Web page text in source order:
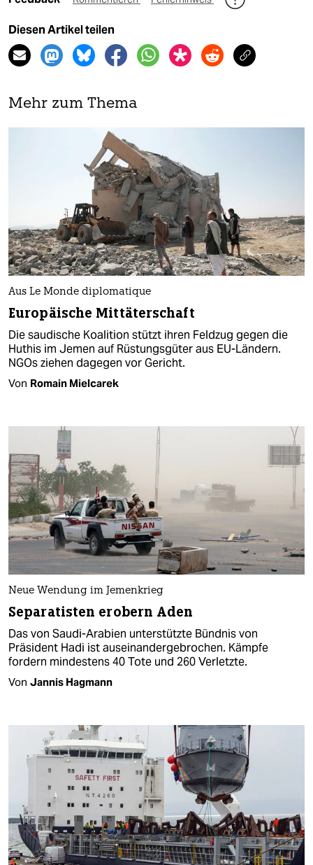
Diesen Artikel teilen
Mehr zum Thema
Aus Le Monde diplomatique
Europäische Mittäterschaft
Die saudische Koalition stützt ihren Feldzug gegen die
Huthis im Jemen auf Rüstungsgüter aus EU-Ländern.
NGOs ziehen dagegen vor Gericht.
Von Romain Mielcarek
Neue Wendung im Jemenkrieg
Separatisten erobern Aden
Das von Saudi-Arabien unterstützte Bündnis von
Präsident Hadi ist auseinandergebrochen. Kämpfe
fordern mindestens 40 Tote und 260 Verletzte.
Von Jannis Hagmann